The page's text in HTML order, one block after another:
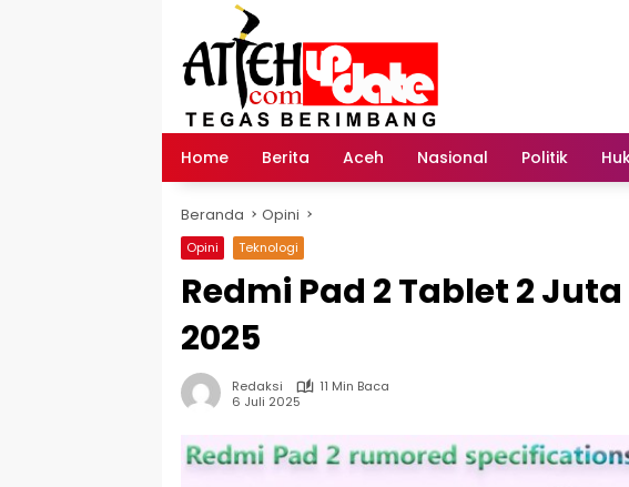
Home Berita Aceh Nasional Politik
Beranda Opini
Opini Teknologi
Redmi Pad 2 Tablet 2
2025
Redaksi
11 Min Baca
6 Juli 2025